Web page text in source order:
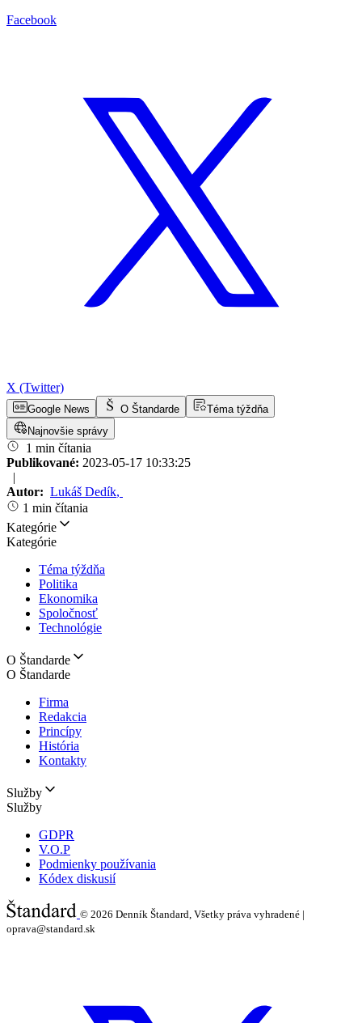
Facebook
X (Twitter)
Google News O Štandarde
Téma týždňa
Najnovšie správy
1 min čítania
Publikované: 2023-05-17 10:33:25
|
Autor: Lukáš Dedík,
1 min čítania
Kategórie
Kategórie
Téma týždňa
Politika
Ekonomika
Spoločnosť
Technológie
O Štandarde
O Štandarde
Firma
Redakcia
Princípy
História
Kontakty
Služby
Služby
GDPR
V.O.P
Podmienky používania
Kódex diskusií
© 2026 Denník Štandard, Všetky práva vyhradené |
oprava@standard.sk